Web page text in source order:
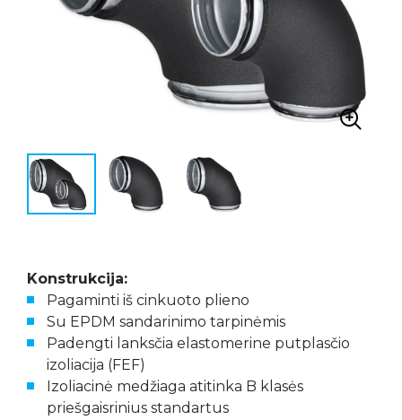
Konstrukcija:
Pagaminti iš cinkuoto plieno
Su EPDM sandarinimo tarpinėmis
Padengti lanksčia elastomerine putplasčio
izoliacija (FEF)
Izoliacinė medžiaga atitinka B klasės
priešgaisrinius standartus